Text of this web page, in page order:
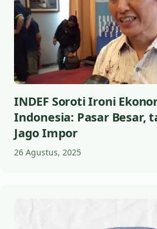
INDEF Soroti Ironi
Indonesia: Pasar Besar,
Jago Impor
26 Agustus, 2025